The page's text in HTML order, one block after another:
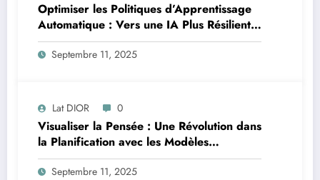
Optimiser les Politiques d’Apprentissage
Automatique : Vers une IA Plus Résiliente
en Afrique
Septembre 11, 2025
Lat DIOR 0
Visualiser la Pensée : Une Révolution dans
la Planification avec les Modèles
Multimodaux
Septembre 11, 2025